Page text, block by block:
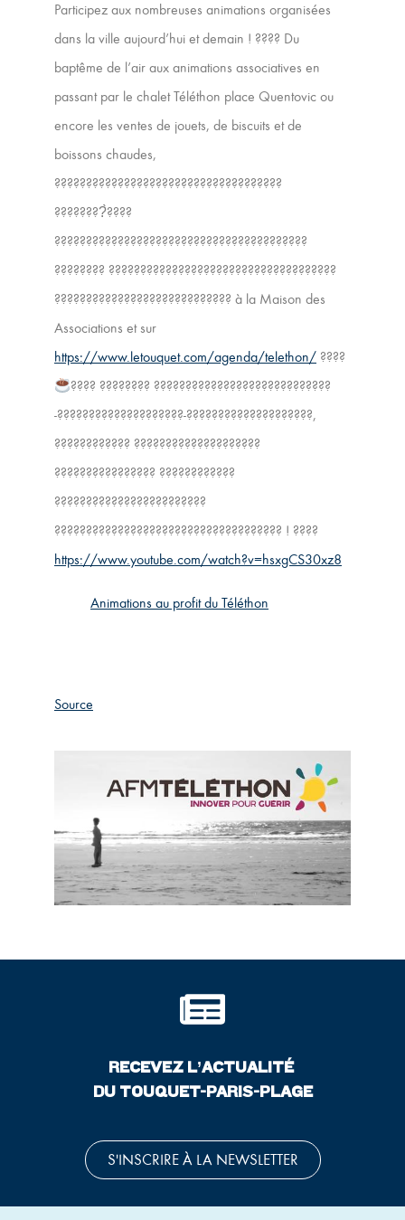
Participez aux nombreuses animations organisées
dans la ville aujourd’hui et demain ! ???? Du
baptême de l’air aux animations associatives en
passant par le chalet Téléthon place Quentovic ou
encore les ventes de jouets, de biscuits et de
boissons chaudes,
????????????????????????????????????
????????̀????
????????????????????????????????????????
???????? ????????????????????????????????????
???????????????????????????? à la Maison des
Associations et sur
https://www.letouquet.com/agenda/telethon/ ????
???? ???????? ????????????????????????????
-????????????????????-????????????????????,
???????????? ????????????????????
???????????????? ????????????
????????????????????????
???????????????????????????????????? ! ????
https://www.youtube.com/watch?v=hsxgCS30xz8
Animations au profit du Téléthon
Source
RECEVEZ L’ACTUALITÉ
DU TOUQUET-PARIS-PLAGE
S'INSCRIRE À LA NEWSLETTER